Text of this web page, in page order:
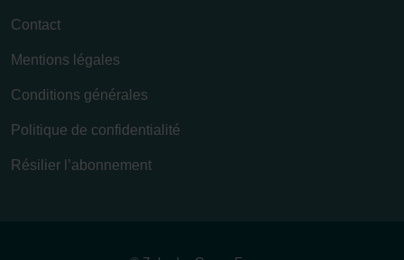
Contact
Mentions légales
Conditions générales
Politique de confidentialité
Résilier l’abonnement